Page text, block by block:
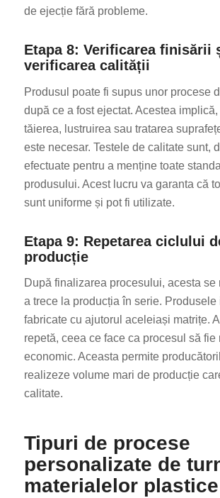
de ejecție fără probleme.
Etapa 8: Verificarea finisării
verificarea calității
Produsul poate fi supus unor procese
după ce a fost ejectat. Acestea
tăierea, lustruirea sau tratarea
este necesar. Testele de calitate sunt,
efectuate pentru a menține toate
produsului. Acest lucru va garanta că
sunt uniforme și pot fi utilizate.
Etapa 9: Repetarea ciclului
producție
După finalizarea procesului, acesta se
a trece la producția în serie. Produsele
fabricate cu ajutorul aceleiași matrițe.
repetă, ceea ce face ca procesul să fie
economic. Aceasta permite
realizeze volume mari de producție
calitate.
Tipuri de procese
personalizate de
materialelor plastice